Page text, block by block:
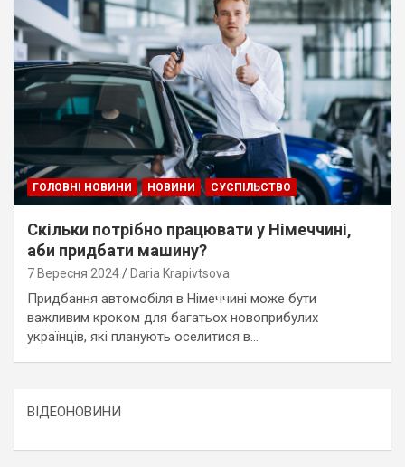
ГОЛОВНІ НОВИНИ НОВИНИ СУСПІЛЬСТВО
Скільки потрібно працювати у Німеччині,
аби придбати машину?
7 Вересня 2024 Daria Krapivtsova
Придбання автомобіля в Німеччині може бути
важливим кроком для багатьох новоприбулих
українців, які планують оселитися в…
ВІДЕОНОВИНИ